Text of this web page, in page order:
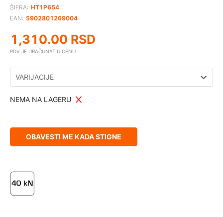
ŠIFRA: HT1P654
EAN: 5902801269004
1,310.00 RSD
PDV JE URAČUNAT U CENU
VARIJACIJE
NEMA NA LAGERU
OBAVESTI ME KADA STIGNE